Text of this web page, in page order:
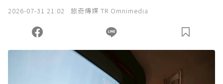
2026-07-31 21:02 旅奇傳媒 TR Omnimedia